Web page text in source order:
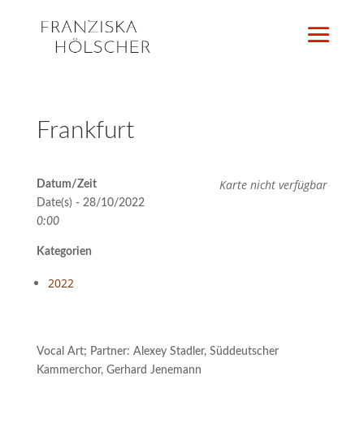
Frankfurt
Karte nicht verfügbar
Datum/Zeit
Date(s) - 28/10/2022
0:00
Kategorien
2022
Vocal Art; Partner: Alexey Stadler, Süddeutscher
Kammerchor, Gerhard Jenemann